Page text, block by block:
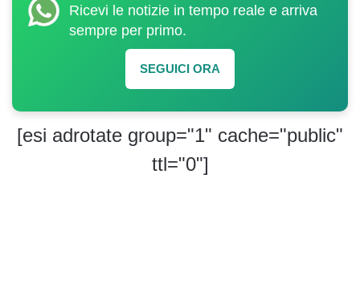
Ricevi le notizie in tempo reale e arriva
sempre per primo.
SEGUICI ORA
[esi adrotate group="1" cache="public"
ttl="0"]